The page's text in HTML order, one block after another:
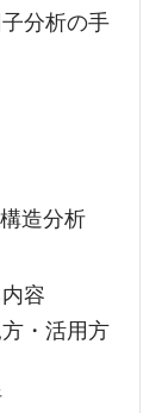
分析の手
造分析
容
・活用方